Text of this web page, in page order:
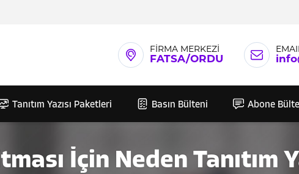
FİRMA MERKEZİ
FATSA/ORDU
Tanıtım Yazısı Paketleri Basın Bülteni Abone
İçin Neden Tanıtım